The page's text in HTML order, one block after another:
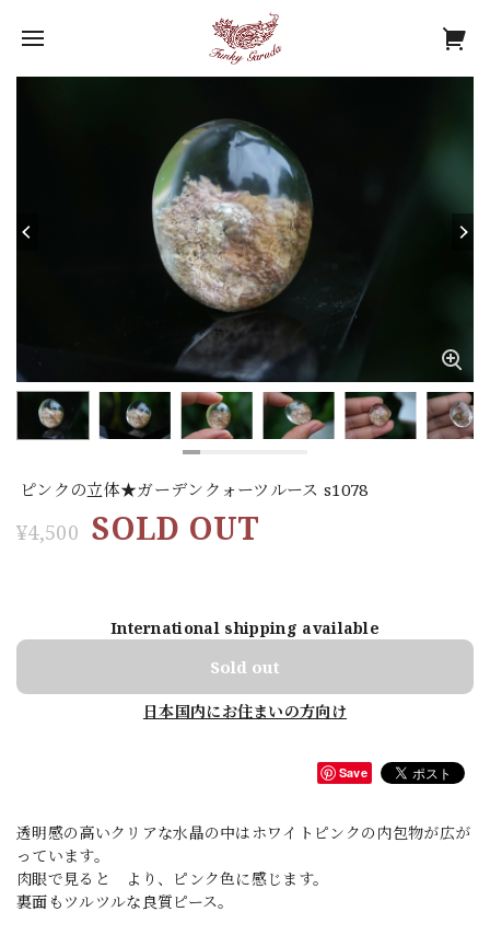
ピンクの立体★ガーデンクォーツルース s1078
¥4,500 SOLD OUT
International shipping available
Sold out
日本国内にお住まいの方向け
Save
透明感の高いクリアな水晶の中はホワイトピンクの内包物が広が
っています。
肉眼で見ると より、ピンク色に感じます。
裏面もツルツルな良質ピース。